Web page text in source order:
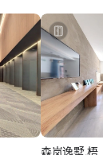
森岚逸墅.梧